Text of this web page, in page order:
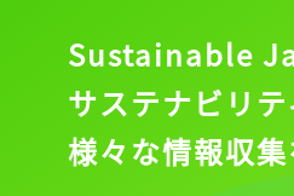
Sustainable
サステナビリ
様々な情報収